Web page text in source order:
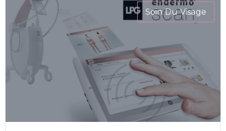
Soin Du Visage